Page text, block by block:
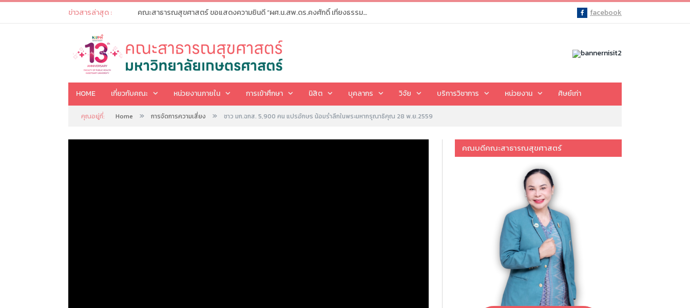
ข่าวสารล่าสุด : คณะสาธารณสุขศาสตร์ ขอแสดงความยินดี “ผศ.น.สพ.ดร.คงศักดิ์ เที่ยงธรรม” เนื่องในโอกาสเป็นผู้เหมาะสมได้รับการเสนอชื่อให้ดำรงตำแหน่ง “อธิการบดีมหาวิทยาลัยเกษตรศาสตร์ คนที่ 16” Facebook
facebook
HOME เกี่ยวกับคณะ หน่วยงานภายใน การเข้าศึกษา นิสิต บุคลากร วิจัย บริการวิชาการ หน่วยงาน ศิษย์เก่า
คุณอยู่ที่: Home » การจัดการความเสี่ยง » ชาว มก.ฉกส. 5,900 คน แปรอักษร น้อมรำลึกในพระมหากรุณาธิคุณ 28 พ.ย.2559
คณบดีคณะสาธารณสุขศาสตร์